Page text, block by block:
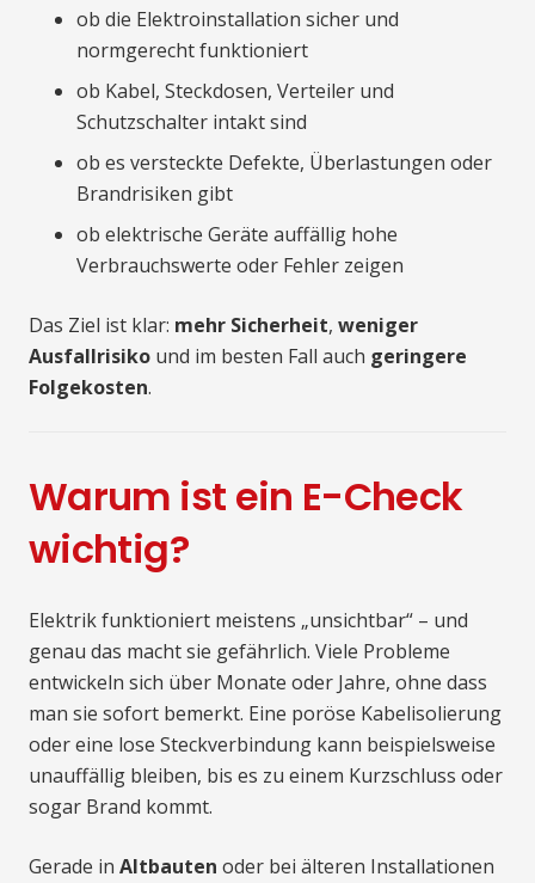
ob die Elektroinstallation sicher und
normgerecht funktioniert
ob Kabel, Steckdosen, Verteiler und
Schutzschalter intakt sind
ob es versteckte Defekte, Überlastungen oder
Brandrisiken gibt
ob elektrische Geräte auffällig hohe
Verbrauchswerte oder Fehler zeigen
Das Ziel ist klar: mehr Sicherheit, weniger
Ausfallrisiko und im besten Fall auch geringere
Folgekosten.
Warum ist ein E-Check
wichtig?
Elektrik funktioniert meistens „unsichtbar“ – und
genau das macht sie gefährlich. Viele Probleme
entwickeln sich über Monate oder Jahre, ohne dass
man sie sofort bemerkt. Eine poröse Kabelisolierung
oder eine lose Steckverbindung kann beispielsweise
unauffällig bleiben, bis es zu einem Kurzschluss oder
sogar Brand kommt.
Gerade in Altbauten oder bei älteren Installationen